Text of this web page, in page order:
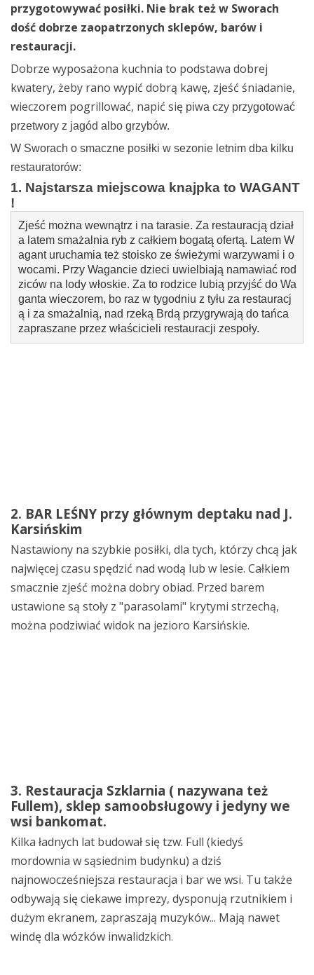
przygotowywać posiłki. Nie brak też w Sworach
dość dobrze zaopatrzonych sklepów, barów i
restauracji.
Dobrze wyposażona kuchnia to podstawa dobrej
kwatery, żeby rano wypić dobrą kawę, zjeść śniadanie,
wieczorem pogrillować, napić się piwa czy przygotować
przetwory z jagód albo grzybów.
W Sworach o smaczne posiłki w sezonie letnim dba kilku
restauratorów:
1. Najstarsza miejscowa knajpka to WAGANT
!
Zjeść można wewnątrz i na tarasie. Za restauracją dział
a latem smażalnia ryb z całkiem bogatą ofertą. Latem W
agant uruchamia też stoisko ze świeżymi warzywami i o
wocami. Przy Wagancie dzieci uwielbiają namawiać rod
ziców na lody włoskie. Za to rodzice lubią przyjść do Wa
ganta wieczorem, bo raz w tygodniu z tyłu za restauracj
ą i za smażalnią, nad rzeką Brdą przygrywają do tańca
zapraszane przez właścicieli restauracji zespoły.
2. BAR LEŚNY przy głównym deptaku nad J.
Karsińskim
Nastawiony na szybkie posiłki, dla tych, którzy chcą jak
najwięcej czasu spędzić nad wodą lub w lesie. Całkiem
smacznie zjeść można dobry obiad. Przed barem
ustawione są stoły z "parasolami" krytymi strzechą,
można podziwiać widok na jezioro Karsińskie.
3. Restauracja Szklarnia ( nazywana też
Fullem), sklep samoobsługowy i jedyny we
wsi bankomat.
Kilka ładnych lat budował się tzw. Full (kiedyś
mordownia w sąsiednim budynku) a dziś
najnowocześniejsza restauracja i bar we wsi. Tu także
odbywają się ciekawe imprezy, dysponują rzutnikiem i
dużym ekranem, zapraszają muzyków... Mają nawet
windę dla wózków inwalidzkich.